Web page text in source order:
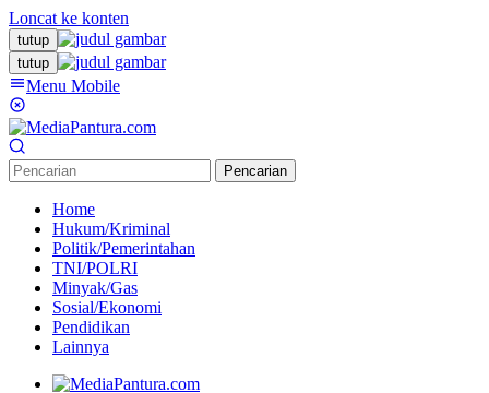
Loncat ke konten
tutup
tutup
Menu Mobile
Pencarian
Home
Hukum/Kriminal
Politik/Pemerintahan
TNI/POLRI
Minyak/Gas
Sosial/Ekonomi
Pendidikan
Lainnya